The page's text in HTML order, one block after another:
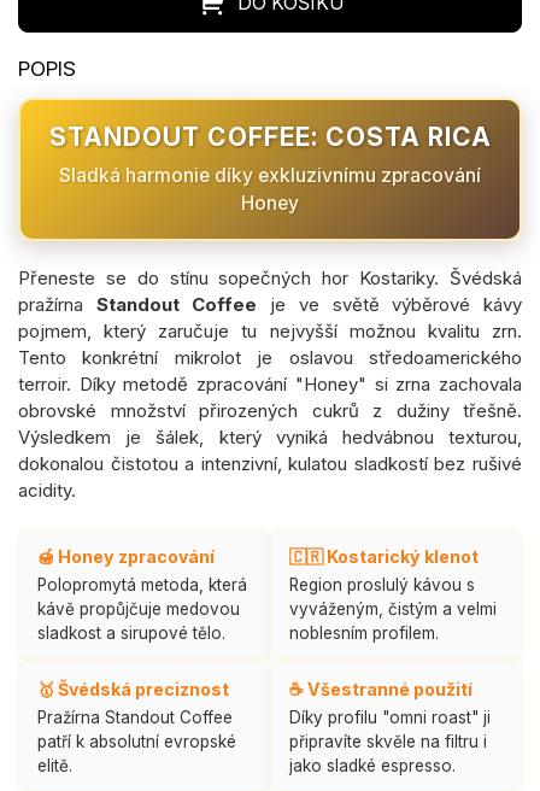
STANDOUT COFFEE: COSTA RICA
Sladká harmonie díky exkluzivnímu zpracování
Honey
Přeneste se do stínu sopečných hor Kostariky. Švédská
pražírna Standout Coffee je ve světě výběrové kávy
pojmem, který zaručuje tu nejvyšší možnou kvalitu zrn.
Tento konkrétní mikrolot je oslavou středoamerického
terroir. Díky metodě zpracování "Honey" si zrna zachovala
obrovské množství přirozených cukrů z dužiny třešně.
Výsledkem je šálek, který vyniká hedvábnou texturou,
dokonalou čistotou a intenzivní, kulatou sladkostí bez rušivé
acidity.
🍯 Honey zpracování
Polopromytá metoda, která
kávě propůjčuje medovou
sladkost a sirupové tělo.
🇨🇷 Kostarický klenot
Region proslulý kávou s
vyváženým, čistým a velmi
noblesním profilem.
🥇 Švédská preciznost
Pražírna Standout Coffee
patří k absolutní evropské
elitě.
☕ Všestranné použití
Díky profilu "omni roast" ji
připravíte skvěle na filtru i
jako sladké espresso.